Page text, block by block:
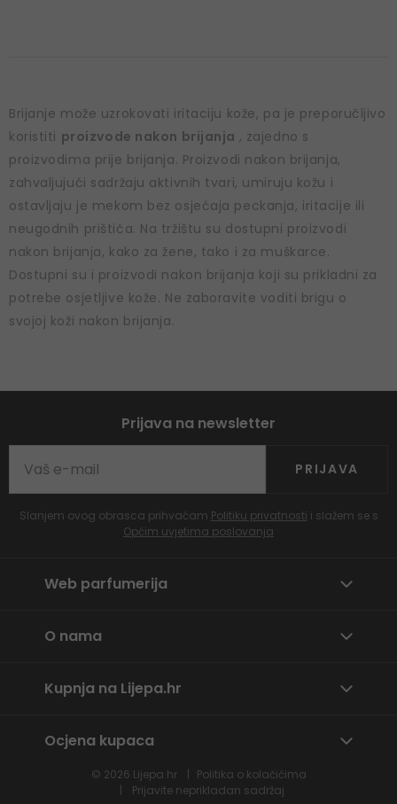
Brijanje može uzrokovati iritaciju kože, pa je preporučljivo
koristiti proizvode nakon brijanja , zajedno s
proizvodima prije brijanja. Proizvodi nakon brijanja,
zahvaljujući sadržaju aktivnih tvari, umiruju kožu i
ostavljaju je mekom bez osjećaja peckanja, iritacije ili
neugodnih prištića. Na tržištu su dostupni proizvodi
nakon brijanja, kako za žene, tako i za muškarce.
Dostupni su i proizvodi nakon brijanja koji su prikladni za
potrebe osjetljive kože. Ne zaboravite voditi brigu o
svojoj koži nakon brijanja.
Prijava na newsletter
PRIJAVA
Slanjem ovog obrasca prihvaćam Politiku privatnosti i slažem se s
Općim uvjetima poslovanja
Web parfumerija
O nama
Kupnja na Lijepa.hr
Ocjena kupaca
© 2026 Lijepa.hr
Politika o kolačićima
Prijavite neprikladan sadržaj